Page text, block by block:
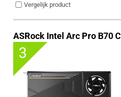
Vergelijk product
ASRock Intel Arc Pro B70
3